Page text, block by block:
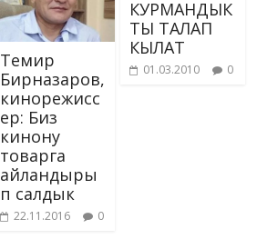
Темир
Бирназаров,
кинорежисс
ер: Биз
кинону
товарга
айландыры
п салдык
22.11.2016 0
КУРМАНДЫК
ТЫ ТАЛАП
КЫЛАТ
01.03.2010 0